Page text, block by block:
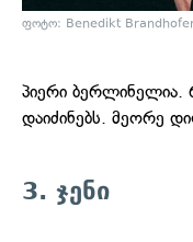
ფოტო: Benedikt
პიერი ბერლინელია.
დაიძინებს. მეორე
3. ჯენი